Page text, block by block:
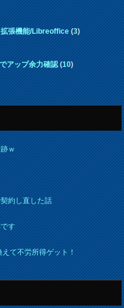
張機能/Libreoffice(3)
アップ余力確認(10)
ｗ
約し直した話
す
て不労所得ゲット！